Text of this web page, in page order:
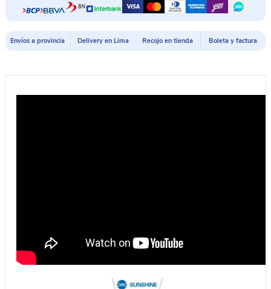
Envíos a provincia Delivery en Lima Recojo en tienda Boleta y factura